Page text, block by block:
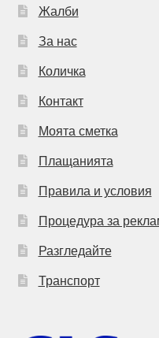
Жалби
За нас
Количка
Контакт
Моята сметка
Плащанията
Правила и условия
Процедура за
Разгледайте
Транспорт